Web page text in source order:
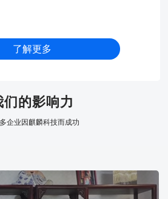
了解更多
们的影响力
企业因麒麟科技而成功